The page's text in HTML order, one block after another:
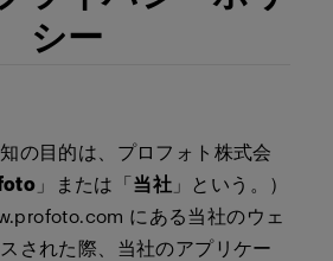
シー
の目的は、プロフォト株式会
」または「当社 」という。）
にある当社のウェ
された際、当社のアプリケー